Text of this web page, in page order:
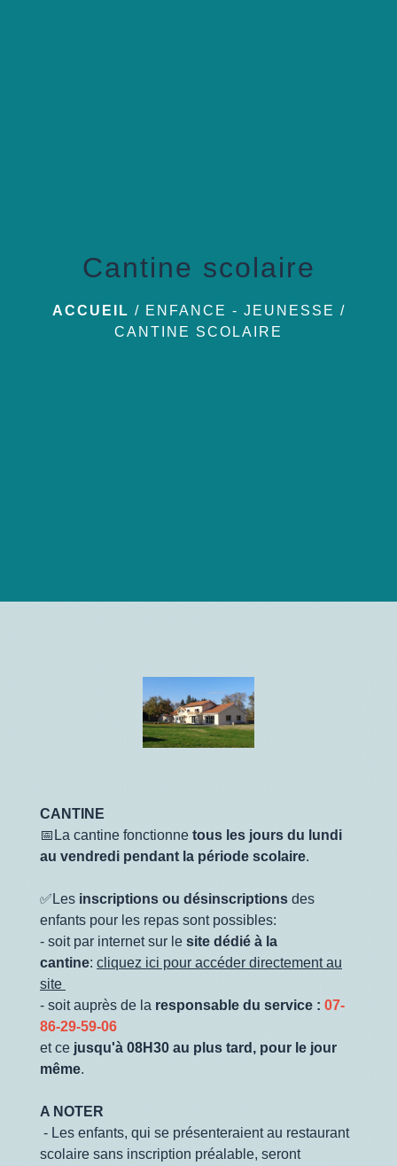
Cantine scolaire
ACCUEIL / ENFANCE - JEUNESSE /
CANTINE SCOLAIRE
CANTINE
📅La cantine fonctionne tous les jours du lundi
au vendredi pendant la période scolaire.
✅Les inscriptions ou désinscriptions des
enfants pour les repas sont possibles:
- soit par internet sur le site dédié à la
cantine: cliquez ici pour accéder directement au
site
- soit auprès de la responsable du service : 07-
86-29-59-06
et ce jusqu'à 08H30 au plus tard, pour le jour
même.
A NOTER
- Les enfants, qui se présenteraient au restaurant
scolaire sans inscription préalable, seront